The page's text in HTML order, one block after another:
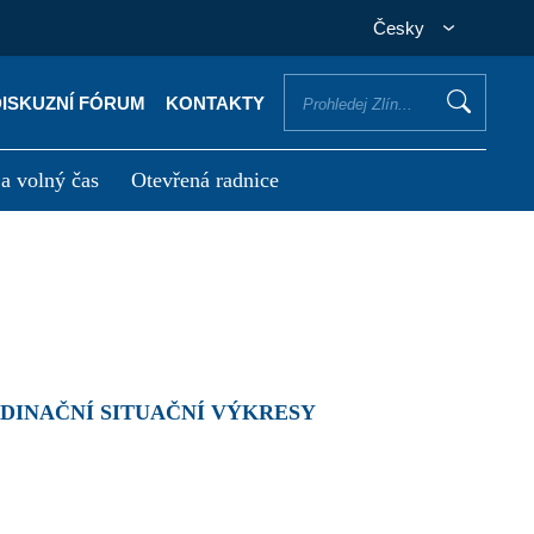
Česky
FÓRUM KONTAKTY
volný čas Otevřená radnice
SITUAČNÍ VÝKRESY